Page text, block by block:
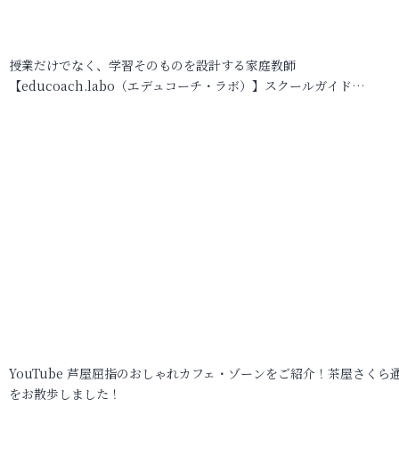
授業だけでなく、学習そのものを設計する家庭教師
【educoach.labo（エデュコーチ・ラボ）】スクールガイド…
YouTube 芦屋屈指のおしゃれカフェ・ゾーンをご紹介！茶屋さくら
をお散歩しました！